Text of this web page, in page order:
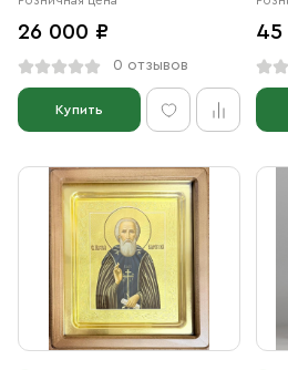
26 000 ₽
0 отзывов
Купить
45